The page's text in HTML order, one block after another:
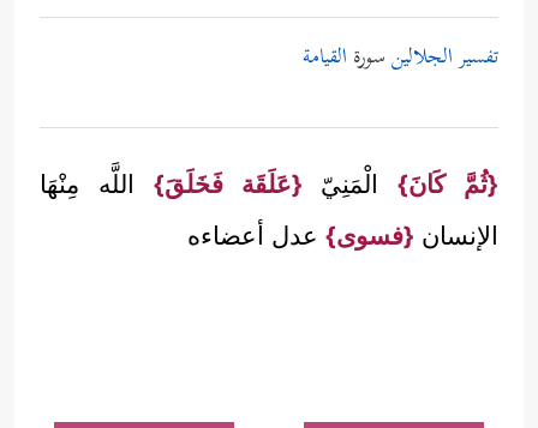
تفسير الجلالينسورة القيامة
{ثُمَّ كَانَ}الْمَنِيّ {عَلَقَة فَخَلَقَ} اللَّه مِنْهَا
الإنسان {فسوى} عدل أعضاءه